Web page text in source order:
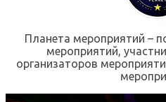
Планета мероприятий –
мероприятий,
организаторов